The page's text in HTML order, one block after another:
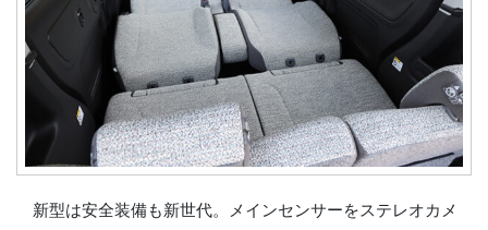
新型は安全装備も新世代。メインセンサーをステレオカメ